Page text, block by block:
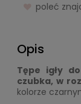
poleć
Opis
Tępe igły
czubka, w
kolorze